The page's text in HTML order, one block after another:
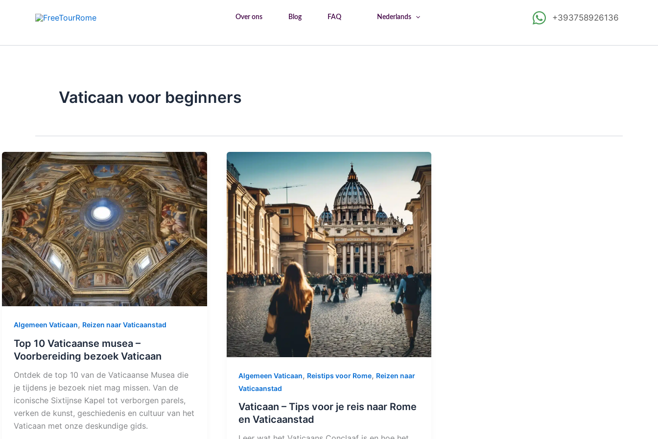
inhoud
Over ons Blog FAQ Nederlands +393758926136
Vaticaan voor beginners
Algemeen Vaticaan, Reizen naar Vaticaanstad
Top 10 Vaticaanse musea –
Voorbereiding bezoek Vaticaan
Ontdek de top 10 van de Vaticaanse Musea die
je tijdens je bezoek niet mag missen. Van de
iconische Sixtijnse Kapel tot verborgen parels,
verken de kunst, geschiedenis en cultuur van het
Vaticaan met onze deskundige gids.
Algemeen Vaticaan, Reistips voor Rome, Reizen naar
Vaticaanstad
Vaticaan – Tips voor je reis naar Rome
en Vaticaanstad